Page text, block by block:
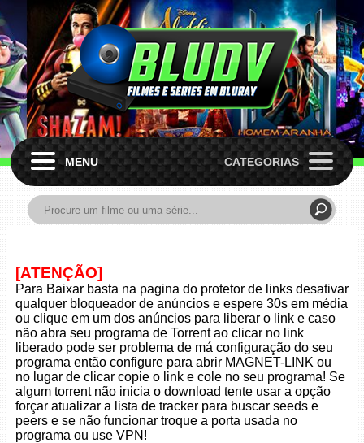
MENU CATEGORIAS
[ATENÇÃO]
Para Baixar basta na pagina do protetor de links desativar
qualquer bloqueador de anúncios e espere 30s em média
ou clique em um dos anúncios para liberar o link e caso
não abra seu programa de Torrent ao clicar no link
liberado pode ser problema de má configuração do seu
programa então configure para abrir MAGNET-LINK ou
no lugar de clicar copie o link e cole no seu programa! Se
algum torrent não inicia o download tente usar a opção
forçar atualizar a lista de tracker para buscar seeds e
peers e se não funcionar troque a porta usada no
programa ou use VPN!